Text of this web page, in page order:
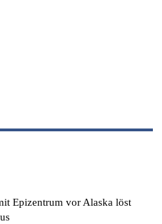
Epizentrum vor Alaska löst